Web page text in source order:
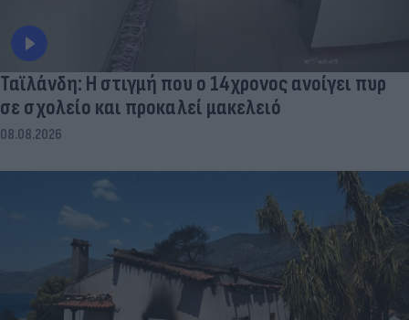
Ταϊλάνδη: Η στιγμή που ο 14χρονος ανοίγει πυρ
σε σχολείο και προκαλεί μακελειό
08.08.2026